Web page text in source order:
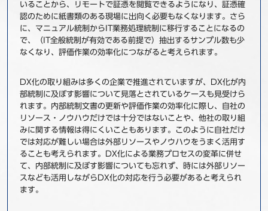
いることから、リモートで証憑を閲覧できるようになり、証憑確
認のために紙書類のある現場に出向く必要もなくなります。さら
に、マニュアル統制からIT業務処理統制に移行することになるの
で、（IT全般統制が有効である前提で）抽出するサンプル数も少
なくなり、評価作業の効率化につながると考えられます。
DX化の取り組みは多くの企業で推進されていますが、DX化が内
部統制に及ぼす影響について見落とされているケースも見受けら
れます。内部統制文書の更新や評価作業の効率化に際し、自社の
リソース・ノウハウだけでは十分ではないことや、他社の取り組
みに関する情報は得にくいこともあります。このように自社だけ
では対応が難しい場合は外部リソースやノウハウをうまく活用す
ることも考えられます。DX化による業務プロセスの変革に併せ
て、内部統制に及ぼす影響についても忘れず、時には外部リソー
スなども活用しながらDX化の対応を行う必要があると考えられ
ます。